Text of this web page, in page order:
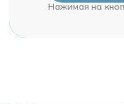
Нажимая на